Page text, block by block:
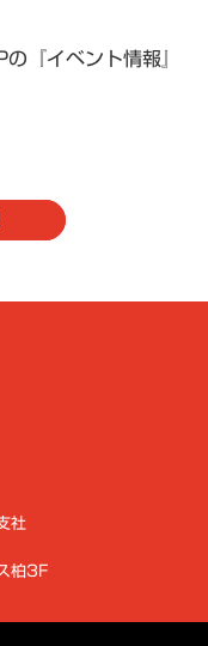
『イベント情報』
社
柏3F